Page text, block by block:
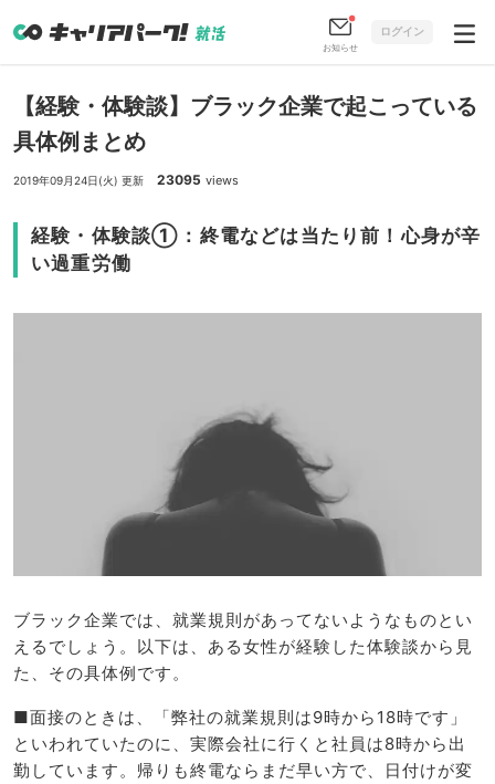
お知らせ
ログイン
【経験・体験談】ブラック企業で起こっている
具体例まとめ
2019年09月24日(火) 更新 23095 views
経験・体験談①：終電などは当たり前！心身が辛
い過重労働
ブラック企業では、就業規則があってないようなものとい
えるでしょう。以下は、ある女性が経験した体験談から見
た、その具体例です。
■面接のときは、「弊社の就業規則は9時から18時です」
といわれていたのに、実際会社に行くと社員は8時から出
勤しています。帰りも終電ならまだ早い方で、日付けが変